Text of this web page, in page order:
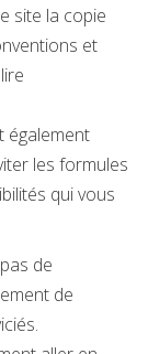
site la copie
et
également
les formules
qui vous
de
de